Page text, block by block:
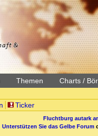
Themen Charts /
Ticker
Fluchtburg autark
Unterstützen Sie das Gelbe Forum